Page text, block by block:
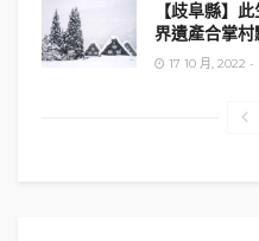
標籤: 紅葉 絕景打卡點
【歧阜縣】
界遺產合掌
17 10 月, 2022